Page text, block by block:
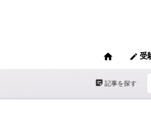
home edit 受
sticky_note_2 記事を探す